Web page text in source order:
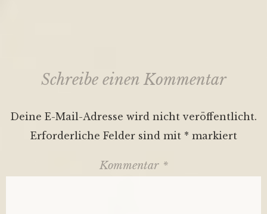
Schreibe einen Kommentar
Deine E-Mail-Adresse wird nicht veröffentlicht.
Erforderliche Felder sind mit * markiert
Kommentar *